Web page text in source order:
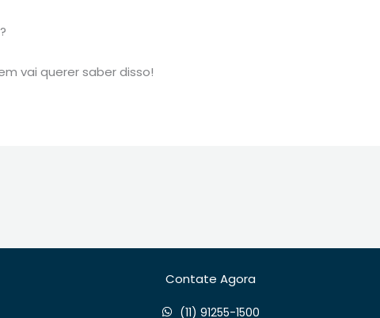
vai querer saber disso!
Contate Agora
(11) 91255-1500